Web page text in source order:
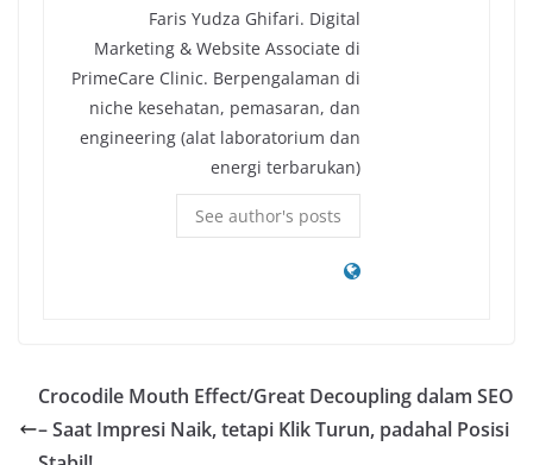
Faris Yudza Ghifari. Digital
Marketing & Website Associate di
PrimeCare Clinic. Berpengalaman di
niche kesehatan, pemasaran, dan
engineering (alat laboratorium dan
energi terbarukan)
See author's posts
Crocodile Mouth Effect/Great Decoupling dalam SEO
– Saat Impresi Naik, tetapi Klik Turun, padahal Posisi